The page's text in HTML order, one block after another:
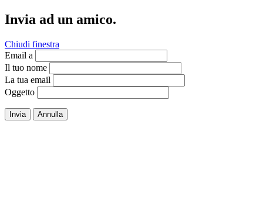
Invia ad un amico.
Chiudi finestra
Email a
Il tuo nome
La tua email
Oggetto
Invia Annulla